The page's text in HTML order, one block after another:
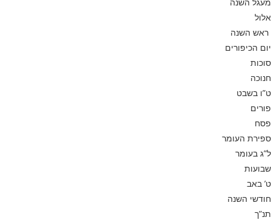
אלול
ראש השנה
יום הכיפורים
סוכות
חנוכה
ט”ו בשבט
פורים
פסח
ספירת העומר
ל”ג בעומר
שבועות
ט’ באב
חודשי השנה
תנ”ך